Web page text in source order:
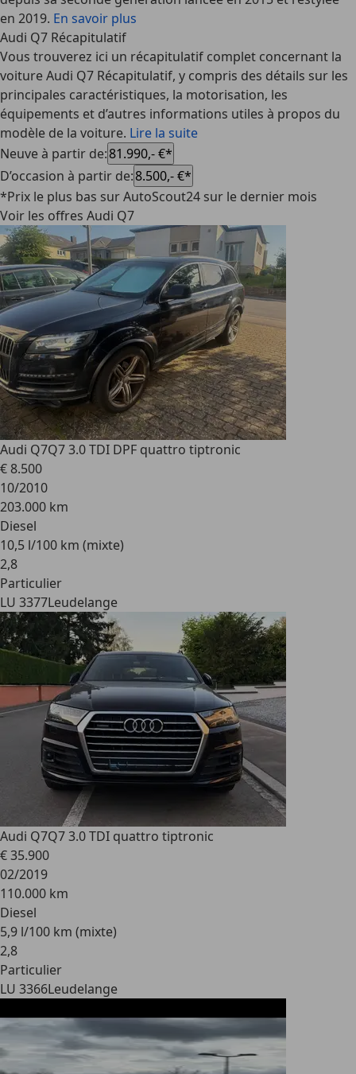
en 2019. En savoir plus
Audi Q7 Récapitulatif
Vous trouverez ici un récapitulatif complet concernant la
voiture Audi Q7 Récapitulatif, y compris des détails sur les
principales caractéristiques, la motorisation, les
équipements et d’autres informations utiles à propos du
modèle de la voiture. Lire la suite
Neuve à partir de:81.990,- €*
D’occasion à partir de:8.500,- €*
*Prix le plus bas sur AutoScout24 sur le dernier mois
Voir les offres Audi Q7
Audi Q7Q7 3.0 TDI DPF quattro tiptronic
€ 8.500
10/2010
203.000 km
Diesel
10,5 l/100 km (mixte)
2,8
Particulier
LU 3377Leudelange
Audi Q7Q7 3.0 TDI quattro tiptronic
€ 35.900
02/2019
110.000 km
Diesel
5,9 l/100 km (mixte)
2,8
Particulier
LU 3366Leudelange